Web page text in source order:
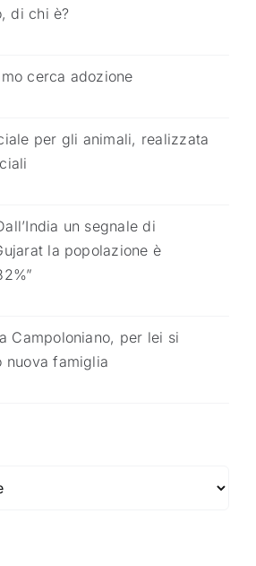
di chi è?
cerca adozione
per gli animali, realizzata
un segnale di
la popolazione è
Campoloniano, per lei si
nuova famiglia